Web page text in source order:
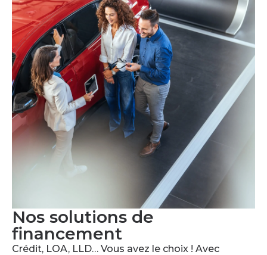
Nos solutions de
financement
Crédit, LOA, LLD… Vous avez le choix ! Avec